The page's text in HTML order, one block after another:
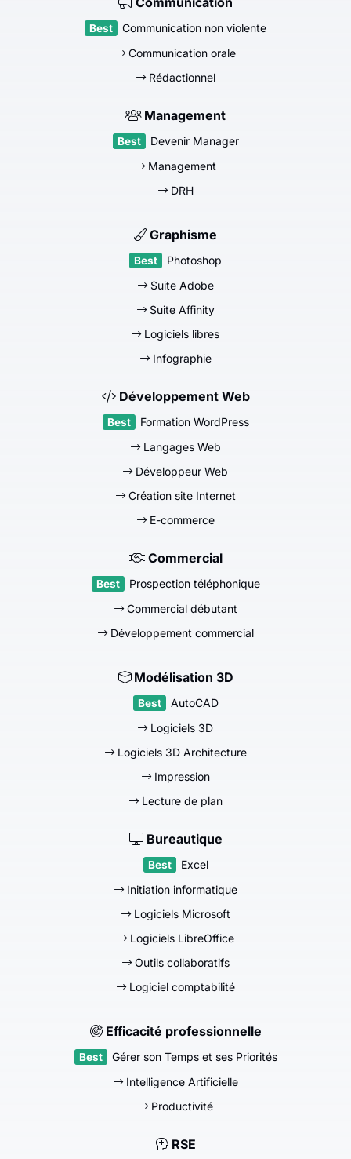
Communication non violente
Communication orale
Rédactionnel
Management
Devenir Manager
Management
DRH
Graphisme
Photoshop
Suite Adobe
Suite Affinity
Logiciels libres
Infographie
Développement Web
Formation WordPress
Langages Web
Développeur Web
Création site Internet
E-commerce
Commercial
Prospection téléphonique
Commercial débutant
Développement commercial
Modélisation 3D
AutoCAD
Logiciels 3D
Logiciels 3D Architecture
Impression
Lecture de plan
Bureautique
Excel
Initiation informatique
Logiciels Microsoft
Logiciels LibreOffice
Outils collaboratifs
Logiciel comptabilité
Efficacité professionnelle
Gérer son Temps et ses Priorités
Intelligence Artificielle
Productivité
RSE